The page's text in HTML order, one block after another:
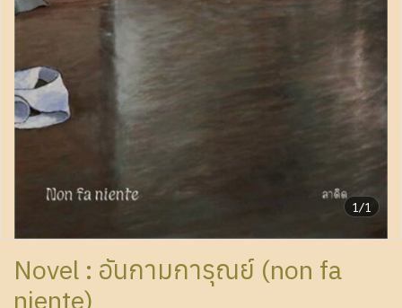
1/1
Novel : อันกามการุณย์ (​​non fa
niente)